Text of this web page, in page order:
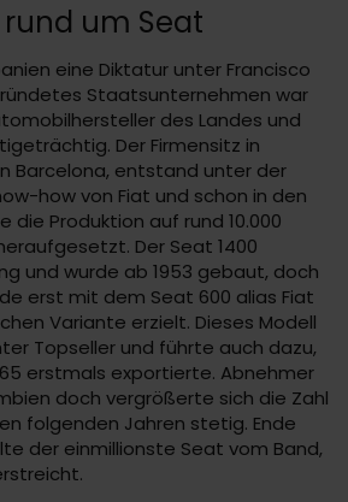
um Seat
eine Diktatur unter Francisco
Staatsunternehmen war
des Landes und
Der Firmensitz in
Barcelona, entstand unter der
how von Fiat und schon in den
die Produktion auf rund 10.000
Der Seat 1400
und wurde ab 1953 gebaut, doch
erst mit dem Seat 600 alias Fiat
Variante erzielt. Dieses Modell
Topseller und führte auch dazu,
erstmals exportierte. Abnehmer
doch vergrößerte sich die Zahl
folgenden Jahren stetig. Ende
der einmillionste Seat vom Band,